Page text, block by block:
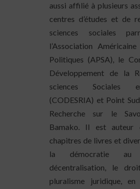
aussi affilié à plusieurs
centres d’études et de
sciences sociales
l’Association
Politiques (APSA), le
Développement de la
sciences Sociales
(CODESRIA) et Point
Recherche sur le
Bamako. Il est auteur
chapitres de livres et
la démocratie
décentralisation, le
pluralisme juridique,